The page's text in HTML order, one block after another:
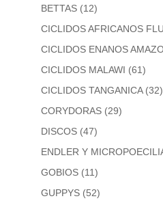
BETTAS (12)
CICLIDOS AFRICANOS
CICLIDOS ENANOS
CICLIDOS MALAWI (61)
CICLIDOS TANGANICA (32)
CORYDORAS (29)
DISCOS (47)
ENDLER Y
GOBIOS (11)
GUPPYS (52)